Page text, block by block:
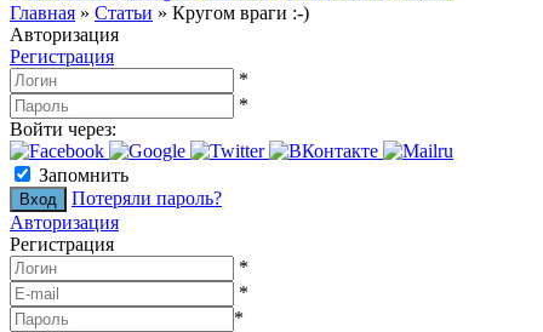
Главная » Статьи » Кругом враги :-)
Авторизация
Регистрация
*
*
Войти через:
Запомнить
Потеряли пароль?
Авторизация
Регистрация
*
*
*